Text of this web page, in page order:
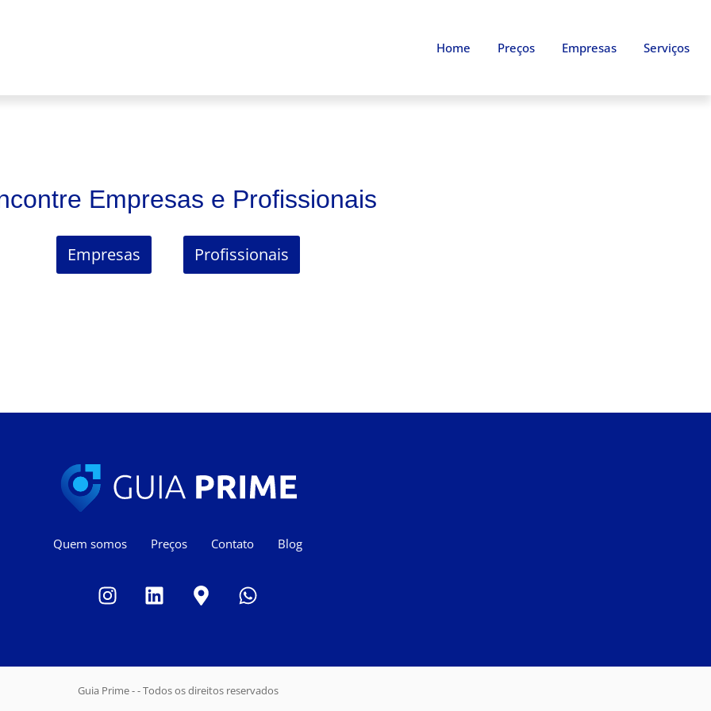
Home Preços Empresas Serviços
Empresas e Profissionais
Empresas Profissionais
Quem somos Preços Contato Blog
Guia Prime - - Todos os direitos reservados